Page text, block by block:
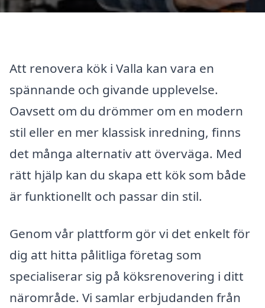
Att renovera kök i Valla kan vara en
spännande och givande upplevelse.
Oavsett om du drömmer om en modern
stil eller en mer klassisk inredning, finns
det många alternativ att överväga. Med
rätt hjälp kan du skapa ett kök som både
är funktionellt och passar din stil.
Genom vår plattform gör vi det enkelt för
dig att hitta pålitliga företag som
specialiserar sig på köksrenovering i ditt
närområde. Vi samlar erbjudanden från